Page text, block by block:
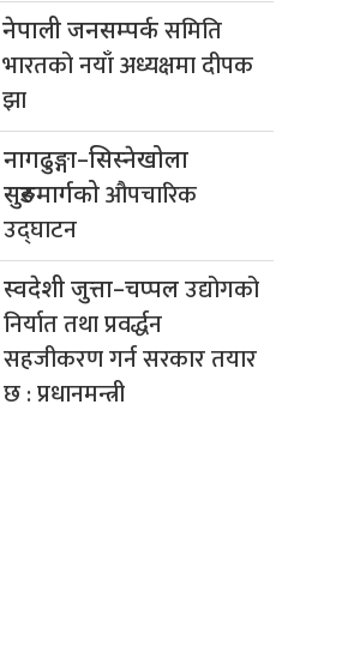
नेपाली जनसम्पर्कसमिति
भारतको नयाँ अध्यक्षमा दीपक
झा
नागढुङ्गा–सिस्नेखोला
सुरुङमार्गकोऔपचारिक
उद्घाटन
स्वदेशी जुत्ता–चप्पलउद्योगको
निर्यात तथा प्रवर्द्धन
सहजीकरण गर्न सरकार तयार
छ : प्रधानमन्त्री